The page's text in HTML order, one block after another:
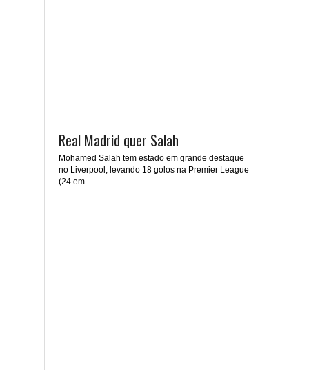
Real Madrid quer Salah
Mohamed Salah tem estado em grande destaque
no Liverpool, levando 18 golos na Premier League
(24 em...